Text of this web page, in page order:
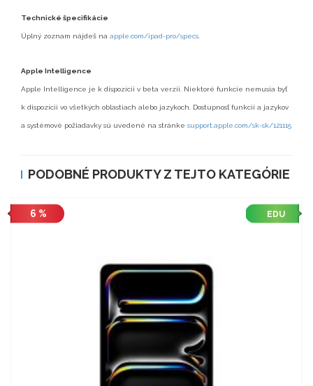
Technické špecifikácie
Úplný zoznam nájdeš na apple.com/ipad-pro/specs
Apple Intelligence
Apple Intelligence je k dispozícii v beta verzii. Niektoré funkcie nemusia byť
k dispozícii vo všetkých oblastiach alebo jazykoch. Dostupnosť funkcií a jazykov
a systémové požiadavky sú uvedené na stránke support.apple.com/sk-sk/121115
PODOBNÉ PRODUKTY Z TEJTO KATEGÓRIE
6 % EDU